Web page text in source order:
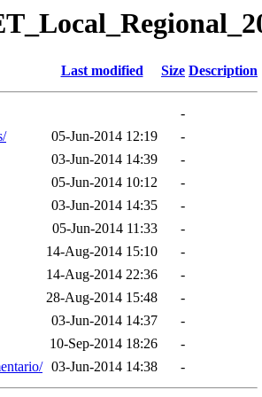
Last modified Size Description
-
05-Jun-2014 12:19
-
03-Jun-2014 14:39
-
05-Jun-2014 10:12
-
03-Jun-2014 14:35
-
05-Jun-2014 11:33
-
14-Aug-2014 15:10
-
14-Aug-2014 22:36
-
28-Aug-2014 15:48
-
03-Jun-2014 14:37
-
10-Sep-2014 18:26
-
03-Jun-2014 14:38 -